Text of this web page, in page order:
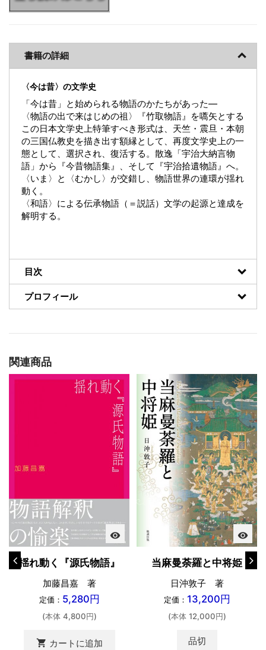
書籍の詳細
〈今は昔〉の文学史
「今は昔」と始められる物語のかたちがあった―
〈物語の出で来はじめの祖〉『竹取物語』を嚆矢とする
この日本文学史上特筆すべき形式は、天竺・震旦・本朝
の三国仏教史を描き出す額縁として、再度文学史上の一
態として、選択され、復活する。散逸「宇治大納言物
語」から『今昔物語集』、そして『宇治拾遺物語』へ。
〈いま〉と〈むかし〉が交錯し、物語世界の連環が揺れ
動く。
〈和語〉による伝承物語（＝説話）文学の起源と達成を
解明する。
目次
プロフィール
関連商品
visibility
揺れ動く『源氏物語』
加藤昌嘉 著
定価： 5,280円
(本体 4,800円)
shopping_cart カートに追加
visibility
当麻曼荼羅と中将姫
日沖敦子 著
定価： 13,200円
(本体 12,000円)
品切